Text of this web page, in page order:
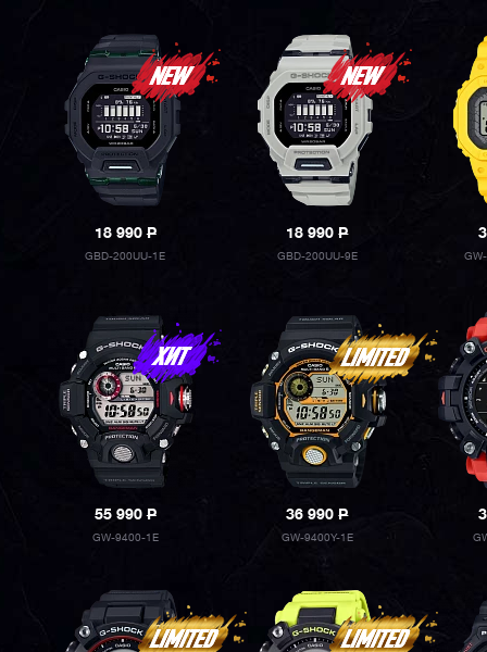
18 990P
GBD-200UU-1E
18 990P
GBD-200UU-9E
55 990P
GW-9400-1E
36 990P
GW-9400Y-1E